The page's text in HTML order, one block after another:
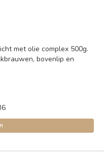
met olie complex 500g.
bovenlip en